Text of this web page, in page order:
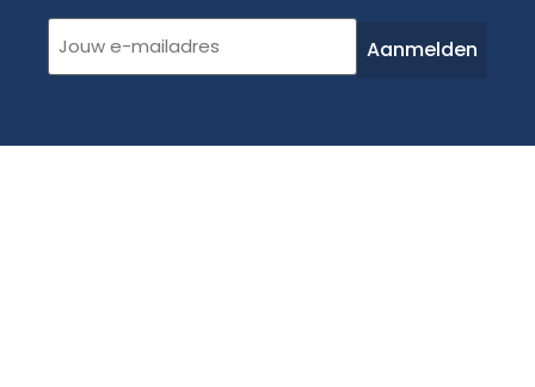
E-
mailadres